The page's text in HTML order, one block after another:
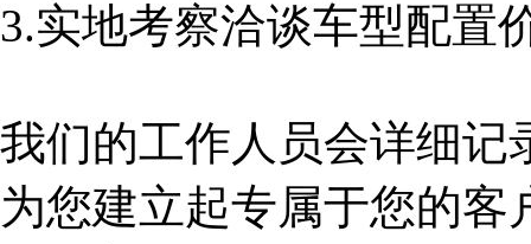
3.实地考察洽谈车型配置
我们的工作人员会详细记
为您建立起专属于您的